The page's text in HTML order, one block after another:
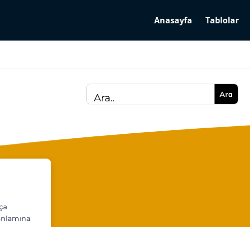
Anasayfa Tablolar